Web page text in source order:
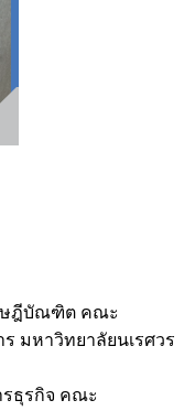
ษฎีบัณฑิต คณะ
มหาวิทยาลัยนเรศวร
รธุรกิจ คณะ